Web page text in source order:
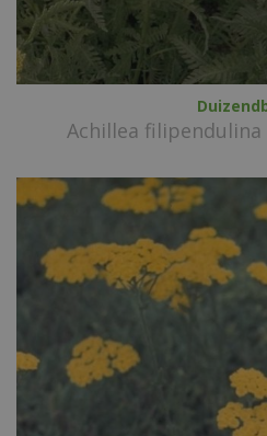
Achillea